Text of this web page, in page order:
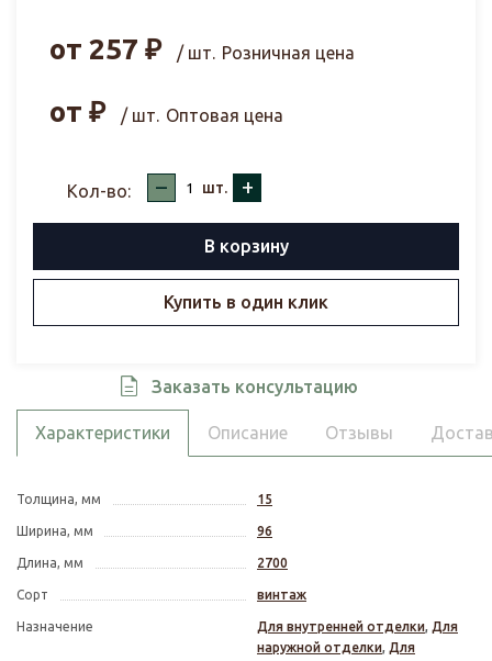
от 257 ₽ / шт. Розничная цена
от ₽ / шт. Оптовая цена
Кол-во: – шт. +
В корзину
Купить в один клик
Заказать консультацию
Характеристики Описание Отзывы
Толщина, мм 15
Ширина, мм 96
Длина, мм 2700
Сорт винтаж
Назначение Для внутренней отделки, Для
наружной отделки, Для